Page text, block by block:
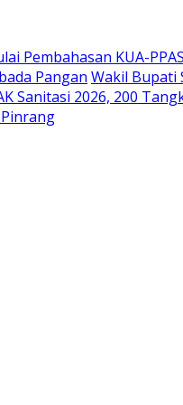
Pembahasan KUA-
Pangan Wakil Bupati
Sanitasi 2026, 200